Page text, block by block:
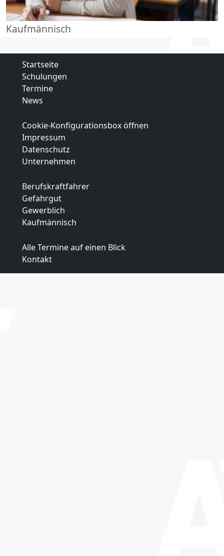
Kaufmännisch
Startseite
Schulungen
Termine
News
Cookie-Konfigurationsbox öffnen
Impressum
Datenschutz
Unternehmen
Berufskraftfahrer
Gefahrgut
Gewerblich
Kaufmännisch
Alle Termine auf einen Blick
Kontakt